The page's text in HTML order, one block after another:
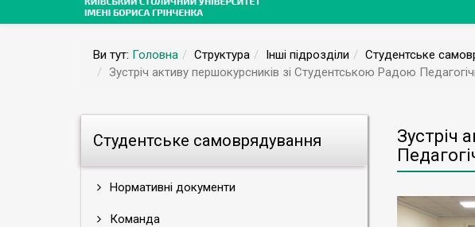
Ви тут: Головна Структура Інші підрозділи Студентське
Зустріч активу першокурсників зі Студентською Радою
Студентське самоврядування
Нормативні документи
Команда
Зустріч